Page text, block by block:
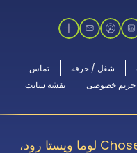
شغل / حرفه
تماس
خصوصی نقشه سایت
ChosenLawyers.com، APC ۲۹۹۱ لوما ویستا رود،